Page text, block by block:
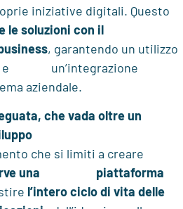
digitali. Questo
le soluzioni con il
, garantendo un utilizzo
e un’integrazione
aziendale.
che vada oltre un
che si limiti a creare
una
piattaforma
l’intero ciclo di vita delle